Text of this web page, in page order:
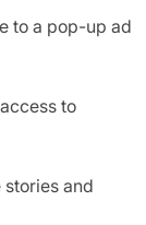
to a pop-up ad
to
and